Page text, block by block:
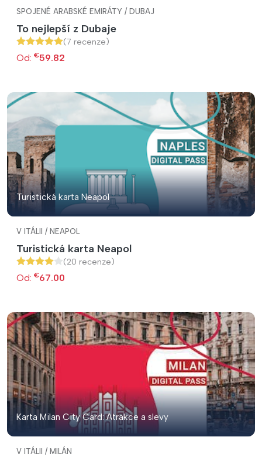
SPOJENÉ ARABSKÉ EMIRÁTY / DUBAJ
To nejlepší z Dubaje
(7 recenze)
Od: €59.82
Turistická karta Neapol
V ITÁLII / NEAPOL
Turistická karta Neapol
(20 recenze)
Od: €67.00
Karta Milan City Card: Atrakce a slevy
V ITÁLII / MILÁN